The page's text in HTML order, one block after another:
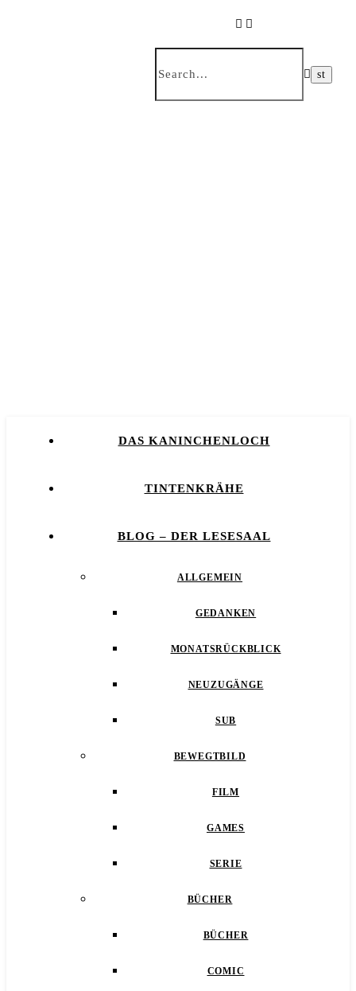
DAS KANINCHENLOCH
TINTENKRÄHE
BLOG – DER LESESAAL
ALLGEMEIN
GEDANKEN
MONATSRÜCKBLICK
NEUZUGÄNGE
SUB
BEWEGTBILD
FILM
GAMES
SERIE
BÜCHER
BÜCHER
COMIC